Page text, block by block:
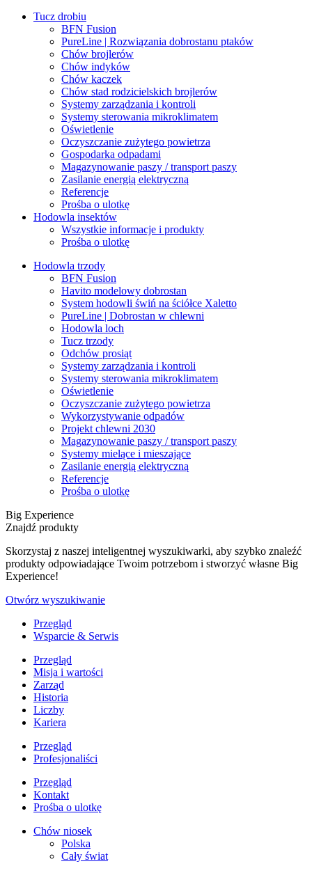
Tucz drobiu
BFN Fusion
PureLine | Rozwiązania dobrostanu ptaków
Chów brojlerów
Chów indyków
Chów kaczek
Chów stad rodzicielskich brojlerów
Systemy zarządzania i kontroli
Systemy sterowania mikroklimatem
Oświetlenie
Oczyszczanie zużytego powietrza
Gospodarka odpadami
Magazynowanie paszy / transport paszy
Zasilanie energią elektryczną
Referencje
Prośba o ulotkę
Hodowla insektów
Wszystkie informacje i produkty
Prośba o ulotkę
Hodowla trzody
BFN Fusion
Havito modelowy dobrostan
System hodowli świń na ściółce Xaletto
PureLine | Dobrostan w chlewni
Hodowla loch
Tucz trzody
Odchów prosiąt
Systemy zarządzania i kontroli
Systemy sterowania mikroklimatem
Oświetlenie
Oczyszczanie zużytego powietrza
Wykorzystywanie odpadów
Projekt chlewni 2030
Magazynowanie paszy / transport paszy
Systemy mielące i mieszające
Zasilanie energią elektryczną
Referencje
Prośba o ulotkę
Big Experience
Znajdź produkty
Skorzystaj z naszej inteligentnej wyszukiwarki, aby szybko znaleźć
produkty odpowiadające Twoim potrzebom i stworzyć własne Big
Experience!
Otwórz wyszukiwanie
Przegląd
Wsparcie & Serwis
Przegląd
Misja i wartości
Zarząd
Historia
Liczby
Kariera
Przegląd
Profesjonaliści
Przegląd
Kontakt
Prośba o ulotkę
Chów niosek
Polska
Cały świat